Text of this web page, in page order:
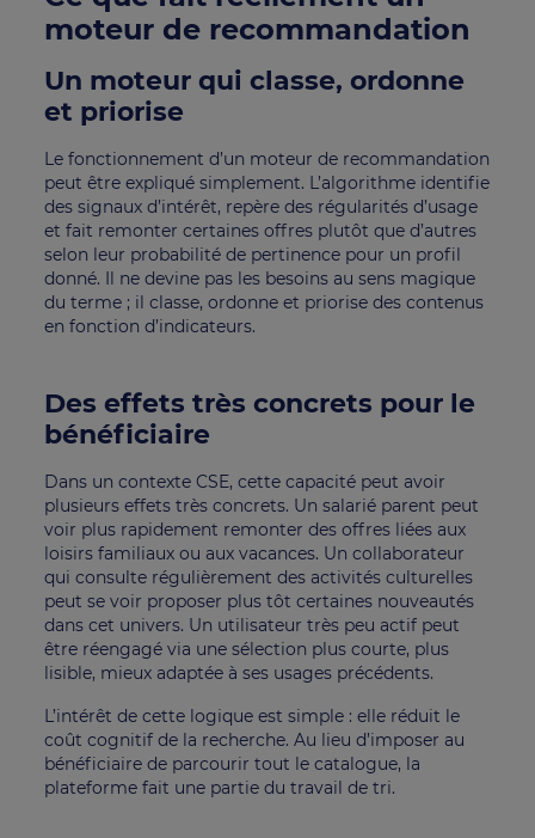
moteur de recommandation
Un moteur qui classe, ordonne
et priorise
Le fonctionnement d’un moteur de recommandation
peut être expliqué simplement. L’algorithme identifie
des signaux d’intérêt, repère des régularités d’usage
et fait remonter certaines offres plutôt que d’autres
selon leur probabilité de pertinence pour un profil
donné. Il ne devine pas les besoins au sens magique
du terme ; il classe, ordonne et priorise des contenus
en fonction d’indicateurs.
Des effets très concrets pour le
bénéficiaire
Dans un contexte CSE, cette capacité peut avoir
plusieurs effets très concrets. Un salarié parent peut
voir plus rapidement remonter des offres liées aux
loisirs familiaux ou aux vacances. Un collaborateur
qui consulte régulièrement des activités culturelles
peut se voir proposer plus tôt certaines nouveautés
dans cet univers. Un utilisateur très peu actif peut
être réengagé via une sélection plus courte, plus
lisible, mieux adaptée à ses usages précédents.
L’intérêt de cette logique est simple : elle réduit le
coût cognitif de la recherche. Au lieu d’imposer au
bénéficiaire de parcourir tout le catalogue, la
plateforme fait une partie du travail de tri.